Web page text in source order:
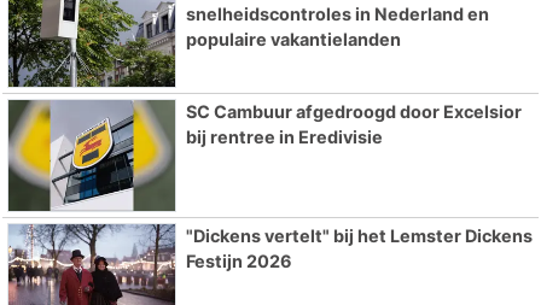
snelheidscontroles in Nederland en
populaire vakantielanden
SC Cambuur afgedroogd door Excelsior
bij rentree in Eredivisie
"Dickens vertelt" bij het Lemster Dickens
Festijn 2026